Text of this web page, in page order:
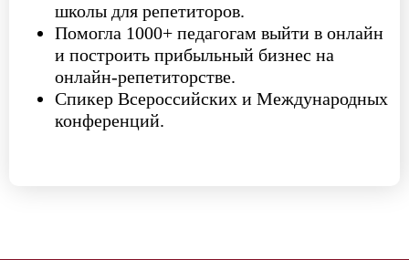
школы для репетиторов.
Помогла 1000+ педагогам выйти в онлайн
и построить прибыльный бизнес на
онлайн-репетиторстве.
Спикер Всероссийских и Международных
конференций.